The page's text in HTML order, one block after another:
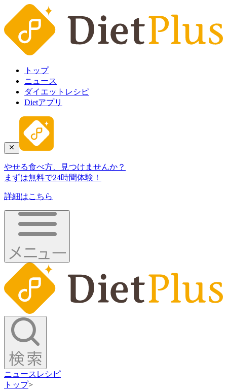
トップ
ニュース
ダイエットレシピ
Dietアプリ
やせる食べ方、見つけませんか？
まずは無料で24時間体験！
詳細はこちら
ニュース レシピ
トップ>